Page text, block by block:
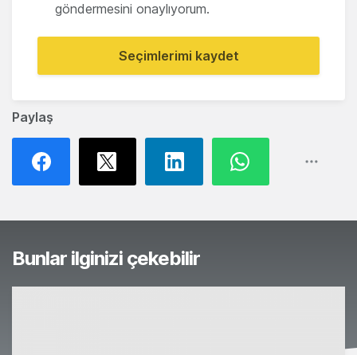
Paylaş
göndermesini onaylıyorum.
Seçimlerimi kaydet
Bunlar ilginizi çekebilir